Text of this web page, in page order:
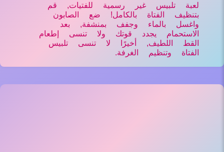
لعبة تلبيس غير رسمية للفتيات, قم
بتنظيف الفتاة بالكامل! ضع الصابون
واغسل بالماء وجفف بمنشفة, بعد
الاستحمام يجدد قوتك ولا تنسى إطعام
القط اللطيف, أخيرًا لا تنسى تلبيس
الفتاة وتنظيم الغرفة.